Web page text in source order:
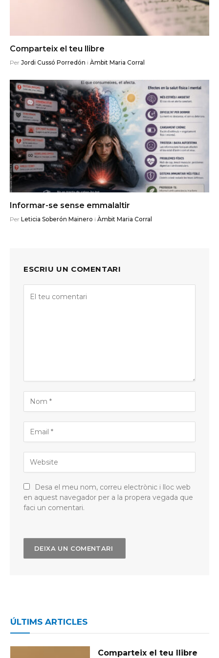
Comparteix el teu llibre
Per Jordi Cussó Porredón i Àmbit Maria Corral
Informar-se sense emmalaltir
Per Leticia Soberón Mainero i Àmbit Maria Corral
ESCRIU UN COMENTARI
Desa el meu nom, correu electrònic i lloc web
en aquest navegador per a la propera vegada que
faci un comentari.
ÚLTIMS ARTICLES
Comparteix el teu llibre